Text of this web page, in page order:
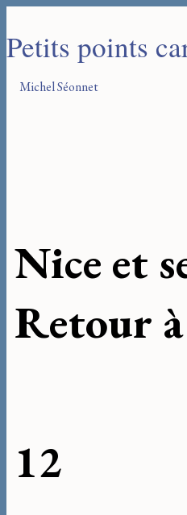
Petits points
Michel Séonnet
Nice et
Retour
12